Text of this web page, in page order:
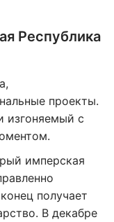
Республика
проекты.
изгоняемый с
имперская
получает
В декабре